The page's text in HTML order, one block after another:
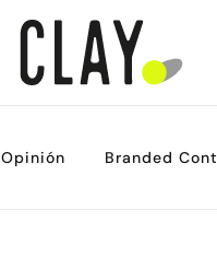
Opinión Branded